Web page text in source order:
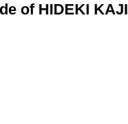
of HIDEKI KAJI